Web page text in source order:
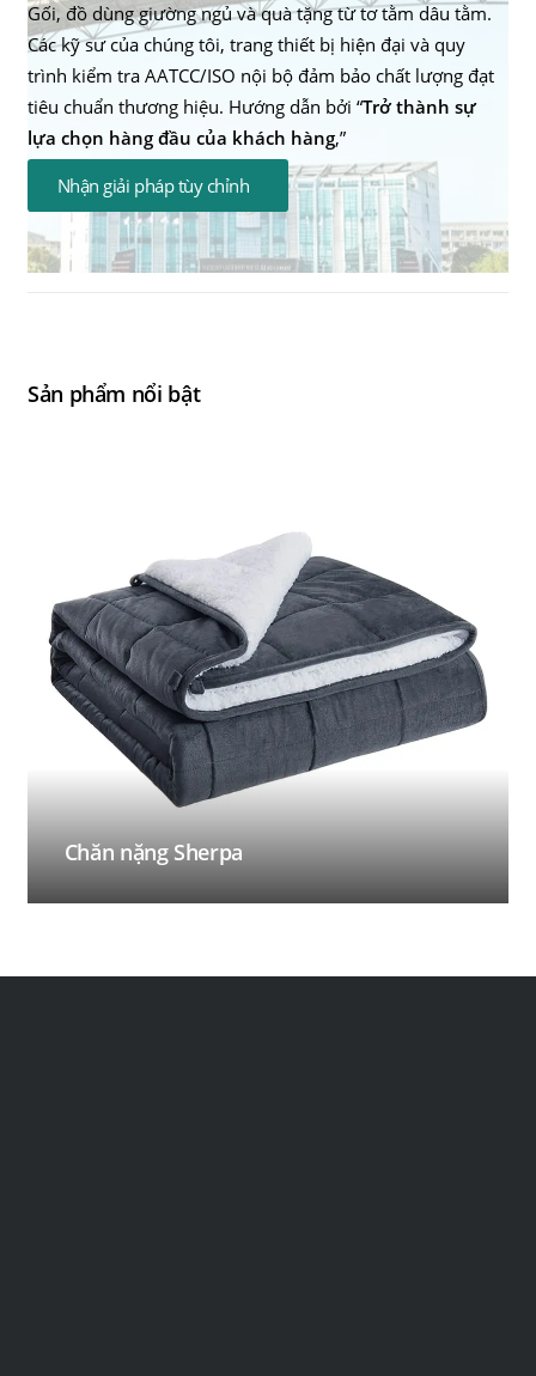
Gối, đồ dùng giường ngủ và quà tặng từ tơ tằm dâu tằm.
Các kỹ sư của chúng tôi, trang thiết bị hiện đại và quy
trình kiểm tra AATCC/ISO nội bộ đảm bảo chất lượng đạt
tiêu chuẩn thương hiệu. Hướng dẫn bởi “Trở thành sự
lựa chọn hàng đầu của khách hàng,”
Nhận giải pháp tùy chỉnh
Sản phẩm nổi bật
Chăn nặng Sherpa